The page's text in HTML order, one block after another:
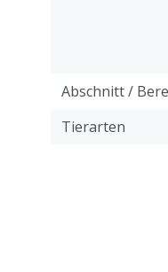
Abschnitt /
Tierarten